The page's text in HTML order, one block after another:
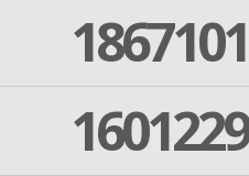
1867101
1601229